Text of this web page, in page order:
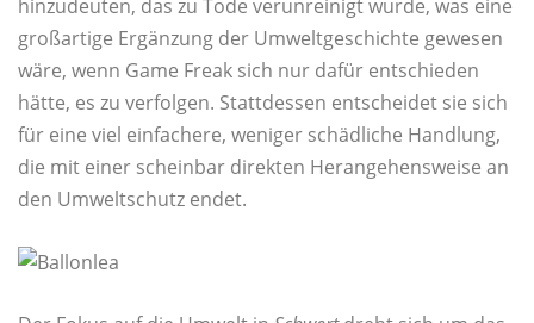
hinzudeuten, das zu Tode verunreinigt wurde, was eine
großartige Ergänzung der Umweltgeschichte gewesen
wäre, wenn Game Freak sich nur dafür entschieden
hätte, es zu verfolgen. Stattdessen entscheidet sie sich
für eine viel einfachere, weniger schädliche Handlung,
die mit einer scheinbar direkten Herangehensweise an
den Umweltschutz endet.